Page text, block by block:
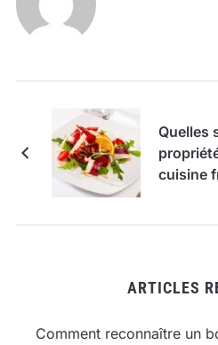
Quelles
cuisine
ARTICLES
Comment reconnaître un